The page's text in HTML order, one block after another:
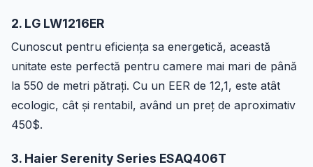
2. LG LW1216ER
Cunoscut pentru eficiența sa energetică, această
unitate este perfectă pentru camere mai mari de până
la 550 de metri pătrați. Cu un EER de 12,1, este atât
ecologic, cât și rentabil, având un preț de aproximativ
450$.
3. Haier Serenity Series ESAQ406T